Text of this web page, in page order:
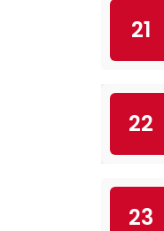
21
22
23